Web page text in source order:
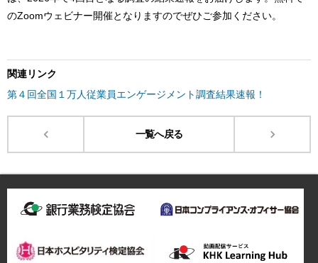
のZoomウェビナー開催となりますのでぜひご参加ください。
関連リンク
第４回全国１万人従業員エンゲージメント調査結果速報！
一覧へ戻る